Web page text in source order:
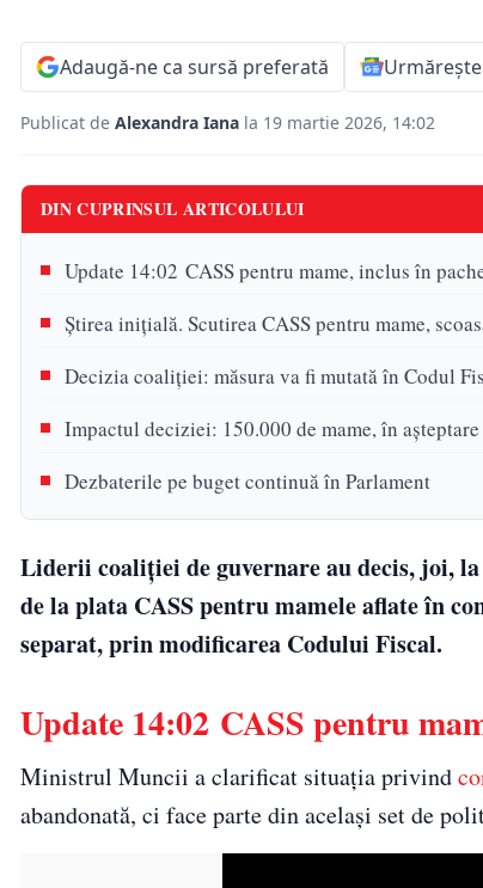
Adaugă-ne ca sursă preferată
Publicat de Alexandra Iana la 19 martie 2026, 14:02
DIN CUPRINSUL ARTICOLULUI
Update 14:02 CASS pentru mame, inclus în
Știrea inițială. Scutirea CASS pentru mame,
Decizia coaliției: măsura va fi mutată în Codul
Impactul deciziei: 150.000 de mame, în așteptare
Dezbaterile pe buget continuă în Parlament
Liderii coaliției de guvernare au decis, joi,
de la plata CASS pentru mamele aflate în
separat, prin modificarea Codului Fiscal.
Update 14:02 CASS pentru
Ministrul Muncii a clarificat situația privind
abandonată, ci face parte din același set de